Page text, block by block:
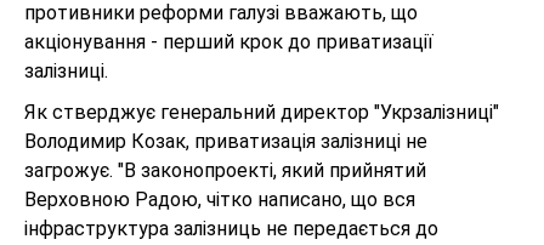
противники реформи галузі вважають, що
акціонування - перший крок до приватизації
залізниці.
Як стверджує генеральний директор "Укрзалізниці"
Володимир Козак, приватизація залізниці не
загрожує. "В законопроекті, який прийнятий
Верховною Радою, чітко написано, що вся
інфраструктура залізниць не передається до